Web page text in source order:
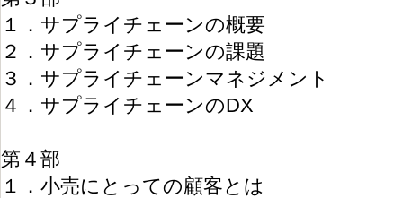
１．サプライチェーンの概要
２．サプライチェーンの課題
３．サプライチェーンマネジメント
４．サプライチェーンのDX
第４部
１．小売にとっての顧客とは